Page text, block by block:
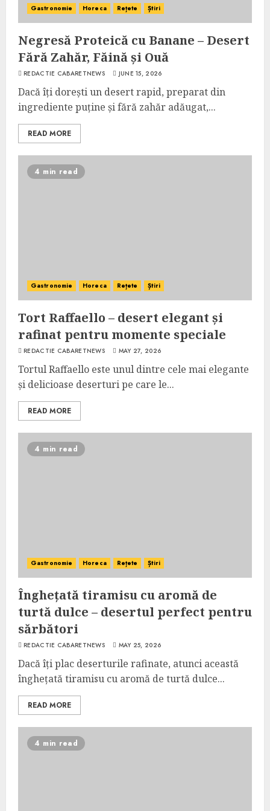
Gastronomie Horeca Rețete Știri
Negresă Proteică cu Banane – Desert
Fără Zahăr, Făină și Ouă
REDACTIE CABARETNEWS JUNE 15, 2026
Dacă îți dorești un desert rapid, preparat din
ingrediente puține și fără zahăr adăugat,...
READ MORE
4 min read
Gastronomie Horeca Rețete Știri
Tort Raffaello – desert elegant și
rafinat pentru momente speciale
REDACTIE CABARETNEWS MAY 27, 2026
Tortul Raffaello este unul dintre cele mai elegante
și delicioase deserturi pe care le...
READ MORE
4 min read
Gastronomie Horeca Rețete Știri
Înghețată tiramisu cu aromă de
turtă dulce – desertul perfect pentru
sărbători
REDACTIE CABARETNEWS MAY 25, 2026
Dacă îți plac deserturile rafinate, atunci această
înghețată tiramisu cu aromă de turtă dulce...
READ MORE
4 min read